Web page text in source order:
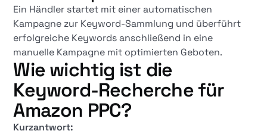
Ein Händler startet mit einer automatischen
Kampagne zur Keyword-Sammlung und überführt
erfolgreiche Keywords anschließend in eine
manuelle Kampagne mit optimierten Geboten.
Wie wichtig ist die
Keyword-Recherche für
Amazon PPC?
Kurzantwort: